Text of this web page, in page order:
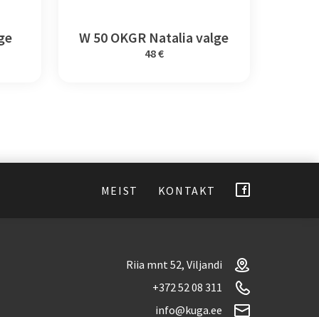
W 50 OKGR Natalia valge
48 €
MEIST KONTAKT
Riia mnt 52, Viljandi
+372 52 08 311
info@kuga.ee